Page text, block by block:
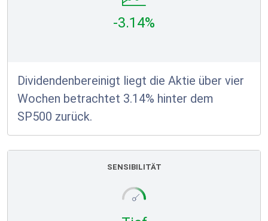
-3.14%
Dividendenbereinigt liegt die Aktie über vier
Wochen betrachtet 3.14% hinter dem
SP500 zurück.
SENSIBILITÄT